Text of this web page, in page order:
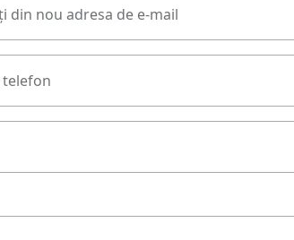
din nou adresa de e-mail